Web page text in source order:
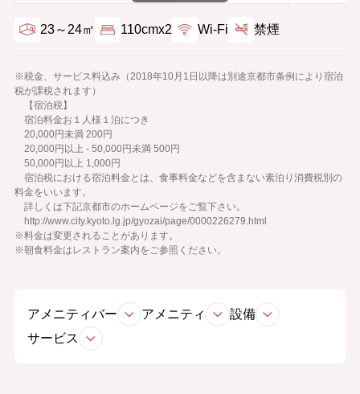
23～24㎡ 110cmx2 Wi-Fi 禁煙
※税金、サービス料込み（2018年10月1日以降は別途京都市条例により宿泊
税が課税されます）
【宿泊税】
宿泊料金お１人様１泊につき
20,000円未満 200円
20,000円以上 - 50,000円未満 500円
50,000円以上 1,000円
宿泊税における宿泊料金とは、食事料金などを含まない素泊り消費税別の
料金をいいます。
詳しくは下記京都市のホームページをご覧下さい。
http://www.city.kyoto.lg.jp/gyozai/page/0000226279.html
※料金は変更されることがあります。
※朝食料金はレストラン案内をご参照ください。
アメニティバー アメニティ
設備
サービス